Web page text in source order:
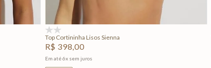
Top Cortininha Lisos Sienna
R$ 398,00
Em até6x sem juros